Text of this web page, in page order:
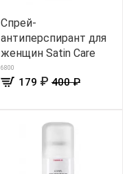
Спрей-
антиперспирант для
женщин Satin Care
6800
179 ₽ 400 ₽